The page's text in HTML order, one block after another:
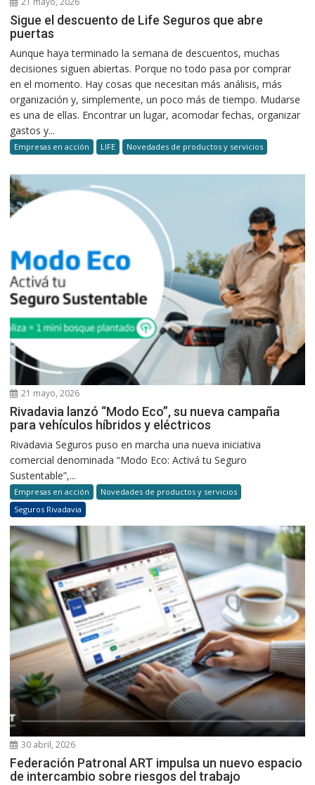
Sigue el descuento de Life Seguros que abre
puertas
Aunque haya terminado la semana de descuentos, muchas
decisiones siguen abiertas. Porque no todo pasa por comprar
en el momento. Hay cosas que necesitan más análisis, más
organización y, simplemente, un poco más de tiempo. Mudarse
es una de ellas. Encontrar un lugar, acomodar fechas, organizar
gastos y...
Empresas en acción LIFE Novedades de productos y servicios
21 mayo, 2026
Rivadavia lanzó “Modo Eco”, su nueva campaña
para vehículos híbridos y eléctricos
Rivadavia Seguros puso en marcha una nueva iniciativa
comercial denominada “Modo Eco: Activá tu Seguro
Sustentable”,...
Empresas en acción
Novedades de productos y servicios
Seguros Rivadavia
30 abril, 2026
Federación Patronal ART impulsa un nuevo espacio
de intercambio sobre riesgos del trabajo